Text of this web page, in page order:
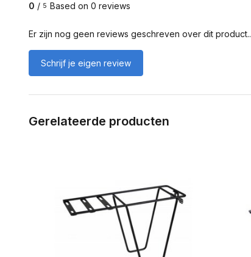
0 / 5 Based on 0 reviews
Er zijn nog geen reviews geschreven over dit product..
Schrijf je eigen review
Gerelateerde producten